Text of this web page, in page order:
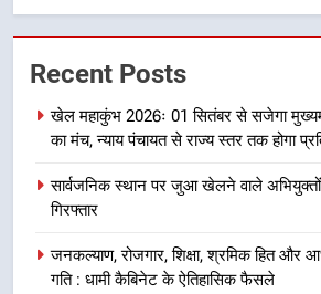
6
उत्तराखण्ड
मुख्यमंत्री धामी
वाले महीनों में
भर्ती
उत्तराखण्ड
Recent Posts
खेल महाकुंभ 2026ः 01 सितंबर से सजेगा
का मंच, न्याय पंचायत से राज्य स्तर तक होगा
सार्वजनिक स्थान पर जुआ खेलने वाले
गिरफ्तार
जनकल्याण, रोजगार, शिक्षा, श्रमिक हित और
गति : धामी कैबिनेट के ऐतिहासिक फैसले